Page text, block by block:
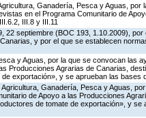
Ganadería, Pesca y Aguas, por
en el Programa Comunitario de
III.8 y III.11
22 septiembre (BOC 193, 1.10.2009),
y por el que se establecen
y Aguas, por la que se convocan las
Producciones Agrarias de Canarias,
exportación», y se aprueban las bases
Ganadería, Pesca y Aguas,
de Apoyo a las Producciones
de tomate de exportación», y